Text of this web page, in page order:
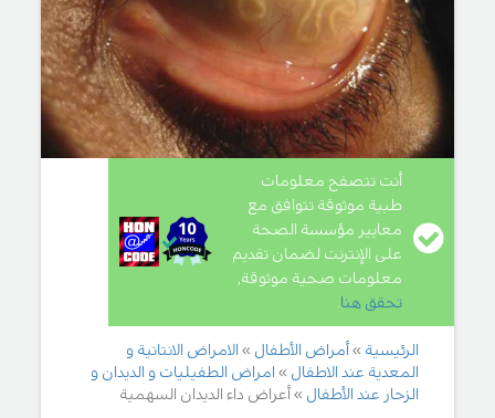
أنت تتصفح معلومات
طبية موثوقة تتوافق مع
معايير مؤسسة الصحة
على الإنترنت لضمان تقديم
معلومات صحية موثوقة,
تحقق هنا.
الرئيسية أمراض الأطفال
الامراض الانتانية و
المعدية عند الاطفال
امراض الطفيليات و الديدان و
الزحار عند الأطفال
أعراض داء الديدان السهمية